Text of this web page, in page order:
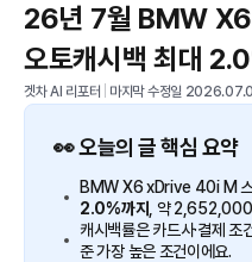
26년 7월 BMW
오토캐시백 최대
겟차 AI 리포터 마지막 수정일
👀 오늘의 글 핵심 요약
BMW X6 xDrive 40i M
2.0%까지 , 약 2,652,000
캐시백률은 카드사·결제 조
준 가장 높은 조건이에요.